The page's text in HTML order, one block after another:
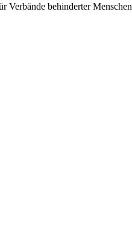
Verbände behinderter